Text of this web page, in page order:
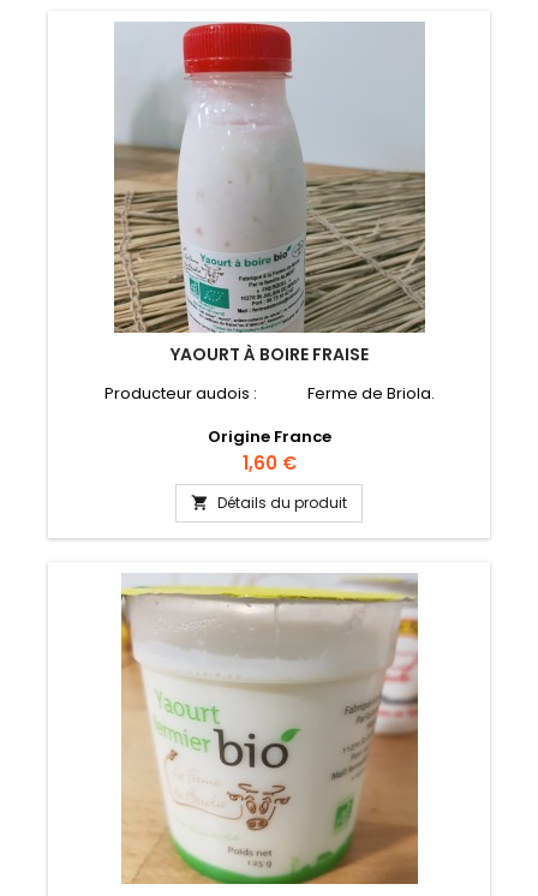
YAOURT À BOIRE FRAISE
Producteur audois : Ferme de Briola.
Origine France
Prix
1,60 €
 Détails du produit